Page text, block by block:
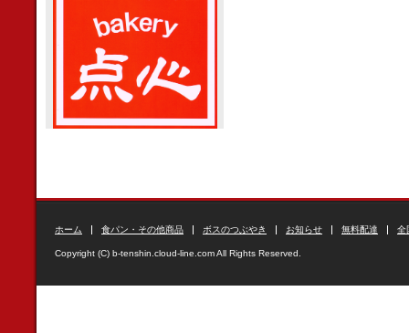
ホーム 食パン・その他商品 ボスのつぶやき お知らせ 無料配達 全
Copyright (C) b-tenshin.cloud-line.com All Rights Reserved.